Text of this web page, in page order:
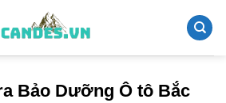
Bảo Dưỡng Ô tô Bắc